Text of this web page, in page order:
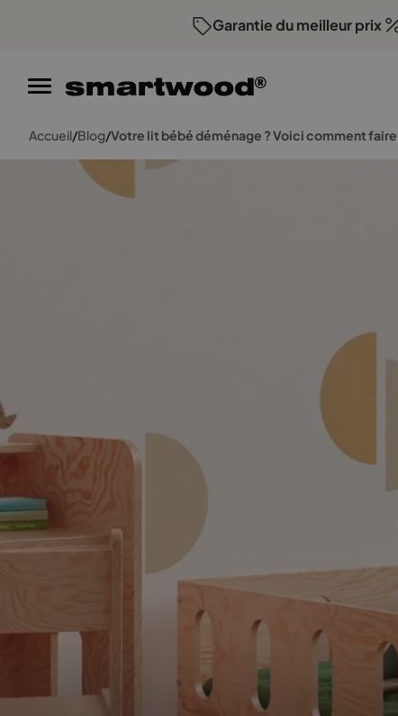
Garantie du meilleur prix
Accueil/Blog/Votre lit bébé déménage ? Voici comment faire